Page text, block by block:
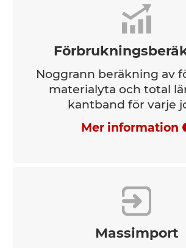
Noggrann beräkning av
materialyta och total
kantband för varje
Mer information
Massimport